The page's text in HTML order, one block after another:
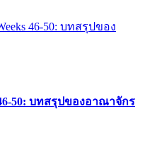
46-50: บทสรุปของอาณาจักร